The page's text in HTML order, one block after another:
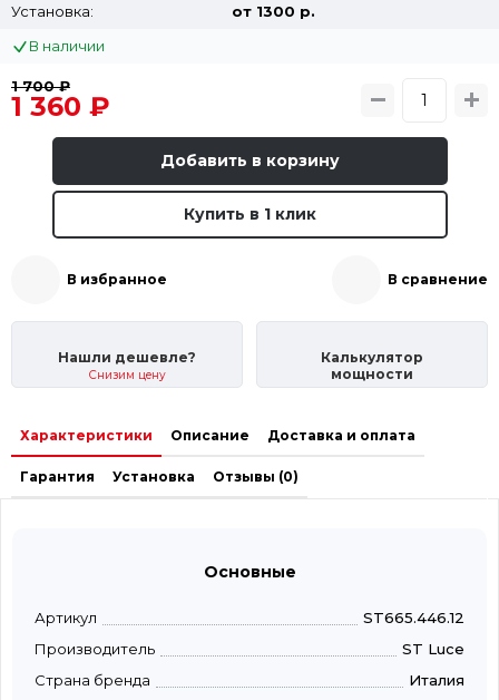
Установка:
от 1300 p.
В наличии
1 700 ₽
1 360 ₽
Добавить в корзину
Купить в 1 клик
В избранное В сравнение
Нашли дешевле?
Снизим цену
Калькулятор
мощности
Характеристики Описание Доставка и оплата
Гарантия Установка Отзывы (0)
Основные
Артикул
ST665.446.12
Производитель
ST Luce
Страна бренда
Италия